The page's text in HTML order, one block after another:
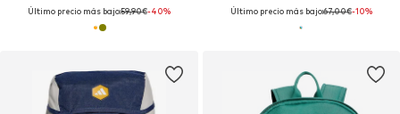
Último precio más bajo:59,90€-40% Último precio más bajo:67,00€-10%